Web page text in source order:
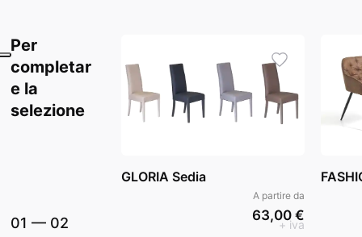
Per
completar
e la
selezione
01 — 02
GLORIA Sedia
A partire da
63,00 €
+ iva